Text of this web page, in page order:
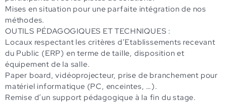
Mises en situation pour une parfaite intégration de nos
méthodes.
OUTILS PÉDAGOGIQUES ET TECHNIQUES :
Locaux respectant les critères d’Etablissements recevant
du Public (ERP) en terme de taille, disposition et
équipement de la salle.
Paper board, vidéoprojecteur, prise de branchement pour
matériel informatique (PC, enceintes, …).
Remise d’un support pédagogique à la fin du stage.